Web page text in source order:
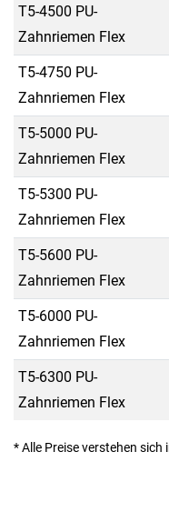
T5-4500 PU-
Zahnriemen Flex
T5-4750 PU-
Zahnriemen Flex
T5-5000 PU-
Zahnriemen Flex
T5-5300 PU-
Zahnriemen Flex
T5-5600 PU-
Zahnriemen Flex
T5-6000 PU-
Zahnriemen Flex
T5-6300 PU-
Zahnriemen Flex
* Alle Preise verstehen sich